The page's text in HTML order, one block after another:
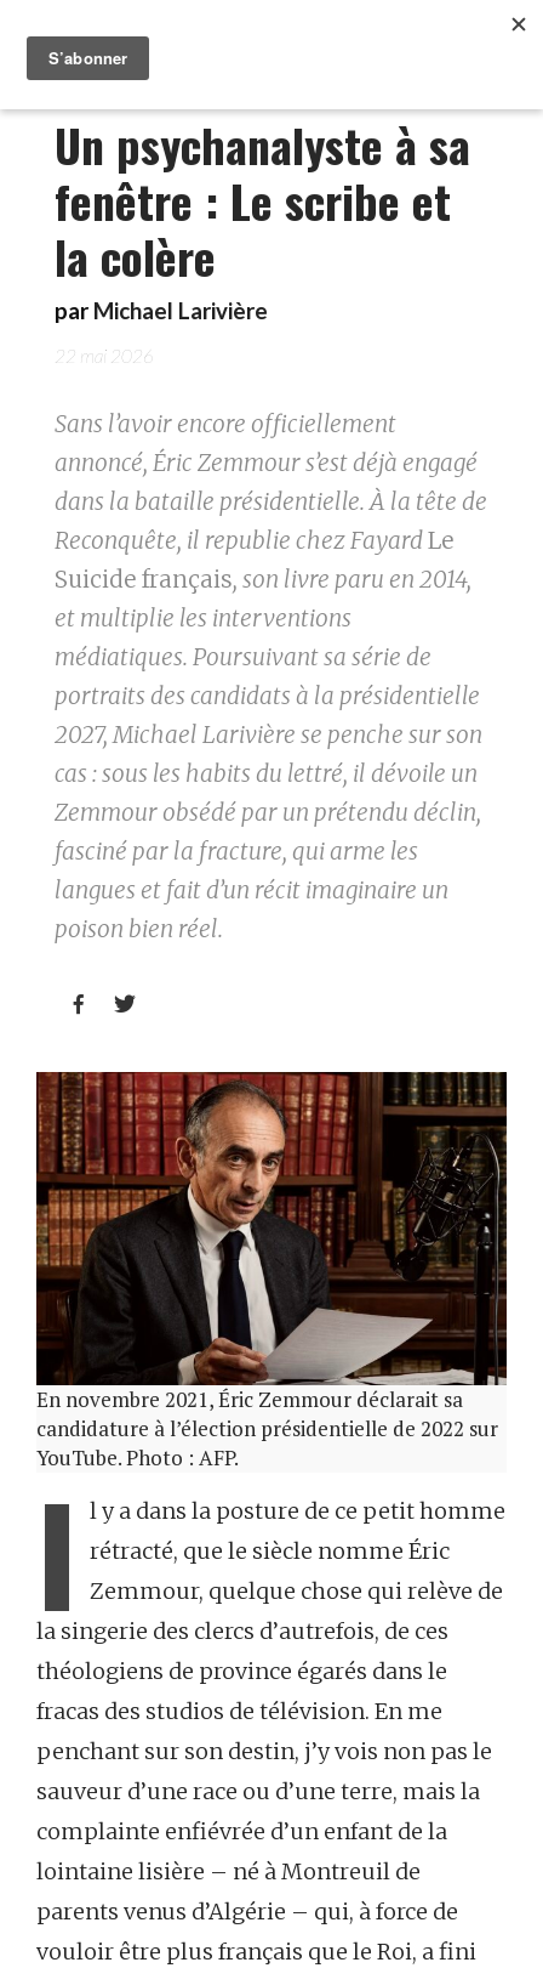
Un psychanalyste à sa
fenêtre : Le scribe et
la colère
par Michael Larivière
22 mai 2026
Sans l’avoir encore officiellement
annoncé, Éric Zemmour s’est déjà engagé
dans la bataille présidentielle. À la tête de
Reconquête, il republie chez FayardLe
Suicide français, son livre paru en 2014,
et multiplie les interventions
médiatiques. Poursuivant sa série de
portraits des candidats à la présidentielle
2027, Michael Larivière se penche sur son
cas : sous les habits du lettré, il dévoile un
Zemmour obsédé par un prétendu déclin,
fasciné par la fracture, qui arme les
langues et fait d’un récit imaginaire un
poison bien réel.
 
En novembre 2021, Éric Zemmour déclarait sa
candidature à l’élection présidentielle de 2022 sur
YouTube. Photo : AFP.
I
l y a dans la posture de ce petit homme
rétracté, que le siècle nomme Éric
Zemmour, quelque chose qui relève de
la singerie des clercs d’autrefois, de ces
théologiens de province égarés dans le
fracas des studios de télévision. En me
penchant sur son destin, j’y vois non pas le
sauveur d’une race ou d’une terre, mais la
complainte enfiévrée d’un enfant de la
lointaine lisière – né à Montreuil de
parents venus d’Algérie – qui, à force de
vouloir être plus français que le Roi, a fini